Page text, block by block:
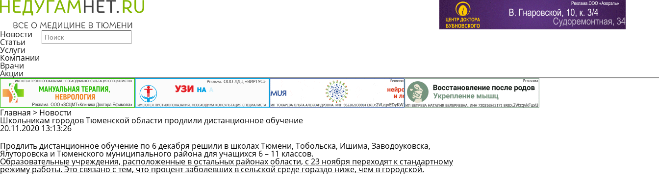
Новости
Статьи
Услуги
Компании
Врачи
Акции
Главная > Новости
Школьникам городов Тюменской области продлили дистанционное обучение
20.11.2020 13:13:26
Продлить дистанционное обучение по 6 декабря решили в школах Тюмени, Тобольска, Ишима, Заводоуковска,
Ялуторовска и Тюменского муниципального района для учащихся 6 – 11 классов.
Образовательные учреждения, расположенные в остальных районах области, с 23 ноября переходят к стандартному
режиму работы. Это связано с тем, что процент заболевших в сельской среде гораздо ниже, чем в городской.